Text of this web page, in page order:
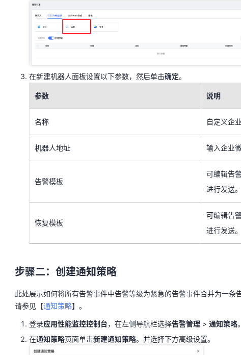
在新建机器人面板设置以下参数，然后单击
名称 自定义企
机器人地址 输入企业
可编辑告
进行发送
可编辑告
进行发送
请参见【通知策略】。
登录应用性能监控控制台，在左侧导航栏选择告警管理>通知策略
在 通知策略页面单击
在新建机器人面板设置以下参数，然后单击确定。
参数 说明
名称 自定义企
机器人地址 输入企业
告警模板
可编辑告
进行发送。
恢复模板
可编辑告
进行发送。
步骤二：创建通知策略
此处展示如何将所有告警事件中告警等级为紧急的告警事件合并为一条
请参见【通知策略】。
登录应用性能监控控制台，在左侧导航栏选择告警管理 > 通知策略。
在通知策略页面单击新建通知策略。并选择下方高级设置。